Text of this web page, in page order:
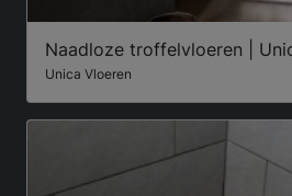
Naadloze troffelvloeren |
Unica Vloeren